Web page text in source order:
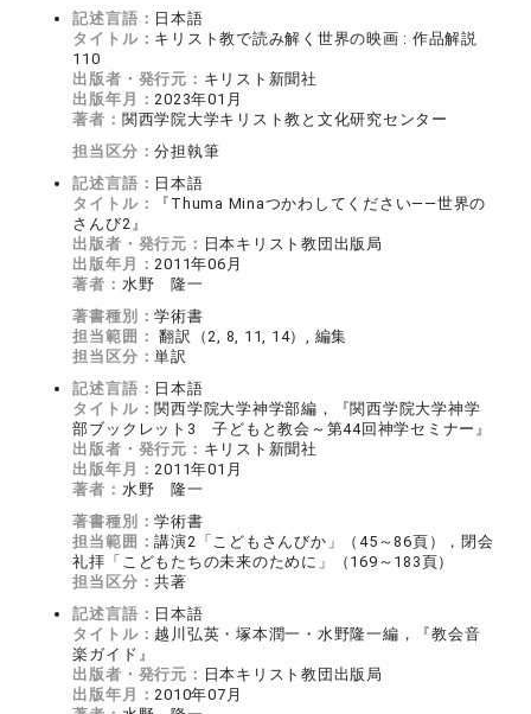
記述言語： 日本語
タイトル： キリスト教で読み解く世界の映画 : 作品解説
110
出版者・発行元： キリスト新聞社
出版年月：2023年01月
著者： 関西学院大学キリスト教と文化研究センター
担当区分：分担執筆
記述言語： 日本語
タイトル：
『Thuma Minaつかわしてください――世界の
さんび2』
出版者・発行元： 日本キリスト教団出版局
出版年月：2011年06月
著者： 水野 隆一
著書種別：学術書
担当範囲： 翻訳（2, 8, 11, 14）, 編集
担当区分：単訳
記述言語： 日本語
タイトル： 関西学院大学神学部編，『関西学院大学神学
部ブックレット3 子どもと教会～第44回神学セミナー』
出版者・発行元： キリスト新聞社
出版年月：2011年01月
著者： 水野 隆一
著書種別：学術書
担当範囲：講演2「こどもさんびか」（45～86頁），閉会
礼拝「こどもたちの未来のために」（169～183頁）
担当区分：共著
記述言語： 日本語
タイトル： 越川弘英・塚本潤一・水野隆一編，『教会音
楽ガイド』
出版者・発行元： 日本キリスト教団出版局
出版年月：2010年07月